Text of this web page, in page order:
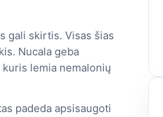
gali skirtis. Visas šias
Nucala geba
lemia nemalonių
padeda apsisaugoti